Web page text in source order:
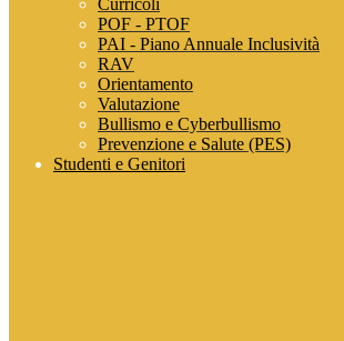
Curricoli
POF - PTOF
PAI - Piano Annuale Inclusività
RAV
Orientamento
Valutazione
Bullismo e Cyberbullismo
Prevenzione e Salute (PES)
Studenti e Genitori